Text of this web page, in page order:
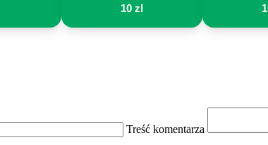
10 zl
Treść komentarza